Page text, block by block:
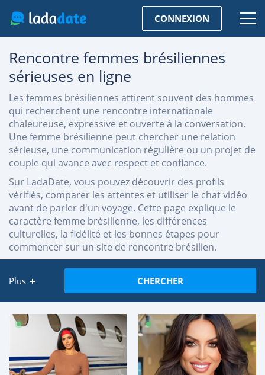
CONNEXION
Rencontre femmes brésiliennes
sérieuses en ligne
Les femmes brésiliennes attirent souvent des hommes
qui recherchent une rencontre internationale
chaleureuse, expressive et ouverte à la conversation.
Une femme brésilienne peut chercher une relation
sérieuse, une communication régulière ou un projet de
couple qui avance avec respect et confiance.
Sur LadaDate, vous pouvez découvrir des profils
vérifiés, comparer les attentes et utiliser le chat vidéo
avant de parler d'un voyage. Cette page explique le
caractère femme brésilienne, les différences
culturelles, la fidélité et les bonnes étapes pour
commencer sur un site de rencontre brésilien.
Plus CHERCHER